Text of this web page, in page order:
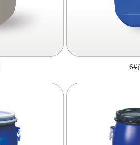
6#